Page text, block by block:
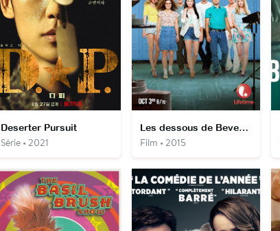
Deserter Pursuit
Série • 2021
Les dessous de Beverly Hills 90210
Film • 2015